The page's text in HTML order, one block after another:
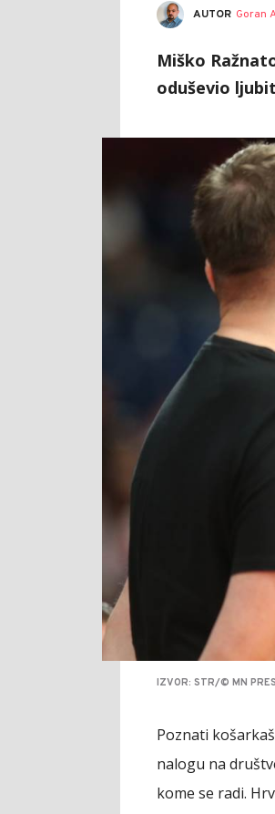
AUTOR Goran
Miško
oduševio
IZVOR: STR/© MN
Poznati
nalogu na
kome se radi.